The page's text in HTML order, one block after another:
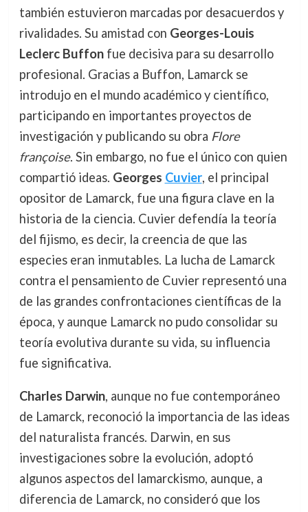
también estuvieron marcadas por desacuerdos y
rivalidades. Su amistad con Georges-Louis
Leclerc Buffonfue decisiva para su desarrollo
profesional. Gracias a Buffon, Lamarck se
introdujo en el mundo académico y científico,
participando en importantes proyectos de
investigación y publicando su obra Flore
françoise. Sin embargo, no fue el único con quien
compartió ideas. Georges Cuvier, el principal
opositor de Lamarck, fue una figura clave en la
historia de la ciencia. Cuvier defendía la teoría
del fijismo, es decir, la creencia de que las
especies eran inmutables. La lucha de Lamarck
contra el pensamiento de Cuvier representó una
de las grandes confrontaciones científicas de la
época, y aunque Lamarck no pudo consolidar su
teoría evolutiva durante su vida, su influencia
fue significativa.
Charles Darwin, aunque no fue contemporáneo
de Lamarck, reconoció la importancia de las ideas
del naturalista francés. Darwin, en sus
investigaciones sobre la evolución, adoptó
algunos aspectos del lamarckismo, aunque, a
diferencia de Lamarck, no consideró que los